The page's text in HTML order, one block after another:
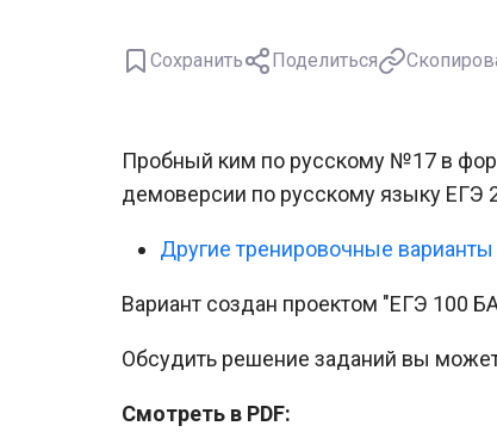
Сохранить Поделиться
Пробный ким по русскому №17 в
демоверсии по русскому языку ЕГЭ
Другие тренировочные
Вариант создан проектом "ЕГЭ 100
Обсудить решение заданий вы
Смотреть в PDF: